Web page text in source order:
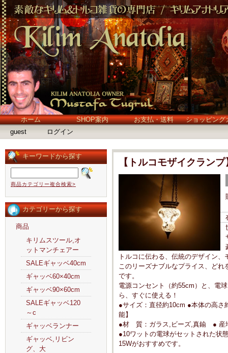
ホーム SHOP案内 お支払・送料
ショッピング
guest
ログイン
キーワードから探す
商品カテゴリー複合検索>
カテゴリーから探す
商品
キリムスツール,オ
ットマンチェアー
SALEギャッベ40cm
ギャッベ60×40cm
ギャッベ90×60cm
SALEギャッベ120
～c
ギャッベランナー
ギャッベ,リビン
グ、大
【トルコモザイクランプ
トルコに伝わる、伝統のデザイン
このリーズナブルなプライス、ど
です。
電源コンセント（約55cm）と、電
ら、すぐに使える！
●サイズ：直径約10cm ●本体の高さ
能】
●材 質：ガラス,ビーズ,真鍮 ● 産
●10ワットの電球がセットされた状
15Wがおすすめです。